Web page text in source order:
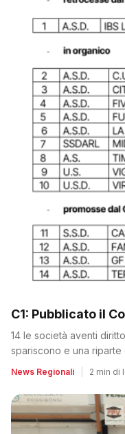
C1: Pubblicato il
14 le società aventi
spariscono e una riparte
News Regionali 2 min di